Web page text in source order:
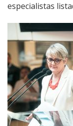
especialistas